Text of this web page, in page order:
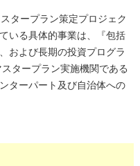
タープラン策定プロジェク
いる具体的事業は、『包括
および長期の投資プログラ
タープラン実施機関である
ターパート及び自治体への